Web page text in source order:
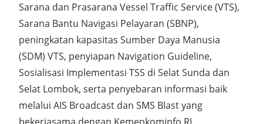
Sarana dan Prasarana Vessel Traffic Service (VTS),
Sarana Bantu Navigasi Pelayaran (SBNP),
peningkatan kapasitas Sumber Daya Manusia
(SDM) VTS, penyiapan Navigation Guideline,
Sosialisasi Implementasi TSS di Selat Sunda dan
Selat Lombok, serta penyebaran informasi baik
melalui AIS Broadcast dan SMS Blast yang